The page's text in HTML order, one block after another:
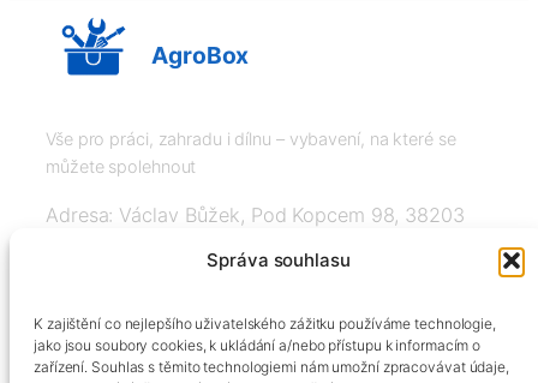
Správa souhlasu
K zajištění co nejlepšího uživatelského zážitku používáme technologie,
jako jsou soubory cookies, k ukládání a/nebo přístupu k informacím o
zařízení. Souhlas s těmito technologiemi nám umožní zpracovávat údaje,
AgroBox
Vše pro práci, zahradu i dílnu – vybavení, na které se
můžete spolehnout
Adresa: Václav Bůžek, Pod Kopcem 98, 38203
+420606334248, info@agrobox.cz